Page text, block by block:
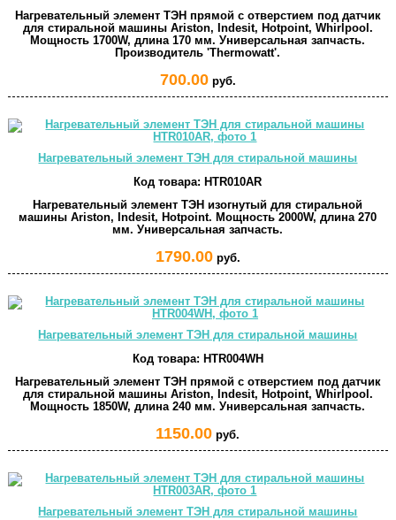
Нагревательный элемент ТЭН прямой с отверстием под датчик
для стиральной машины Ariston, Indesit, Hotpoint, Whirlpool.
Мощность 1700W, длина 170 мм. Универсальная запчасть.
Производитель 'Thermowatt'.
700.00руб.
Нагревательный элемент ТЭН для стиральной машины
Код товара: HTR010AR
Нагревательный элемент ТЭН изогнутый для стиральной
машины Ariston, Indesit, Hotpoint. Мощность 2000W, длина 270
мм. Универсальная запчасть.
1790.00руб.
Нагревательный элемент ТЭН для стиральной машины
Код товара: HTR004WH
Нагревательный элемент ТЭН прямой с отверстием под датчик
для стиральной машины Ariston, Indesit, Hotpoint, Whirlpool.
Мощность 1850W, длина 240 мм. Универсальная запчасть.
1150.00 руб.
Нагревательный элемент ТЭН для стиральной машины